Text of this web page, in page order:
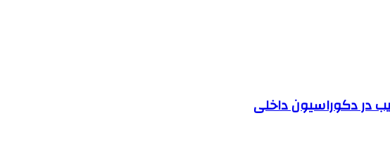
در دکوراسیون داخلی